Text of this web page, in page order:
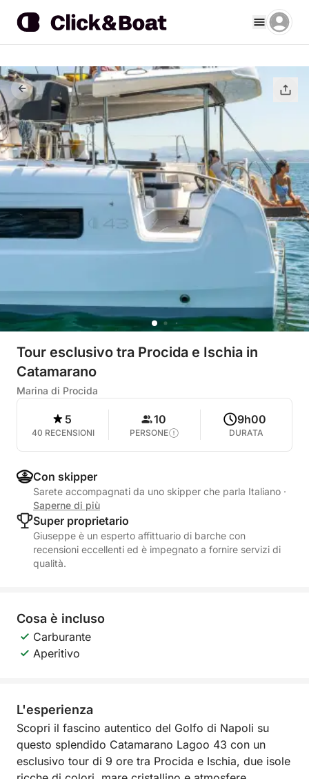
Tour esclusivo tra Procida e Ischia in
Catamarano
Marina di Procida
5
40 RECENSIONI
10
PERSONE
9h00
DURATA
Con skipper
Sarete accompagnati da uno skipper che parla Italiano ·
Saperne di più
Super proprietario
Giuseppe è un esperto affittuario di barche con
recensioni eccellenti ed è impegnato a fornire servizi di
qualità.
Cosa è incluso
Carburante
Aperitivo
L'esperienza
Scopri il fascino autentico del Golfo di Napoli su
questo splendido Catamarano Lagoo 43 con un
esclusivo tour di 9 ore tra Procida e Ischia, due isole